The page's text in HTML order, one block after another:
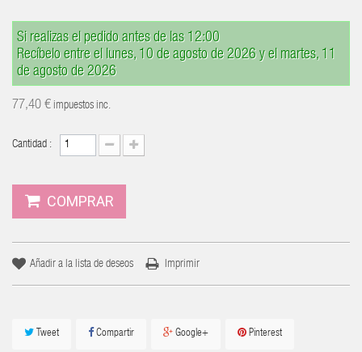
Si realizas el pedido antes de las 12:00
Recíbelo entre el lunes, 10 de agosto de 2026 y el martes, 11
de agosto de 2026
77,40 € impuestos inc.
Cantidad :
COMPRAR
Añadir a la lista de deseos Imprimir
Tweet Compartir Google+ Pinterest